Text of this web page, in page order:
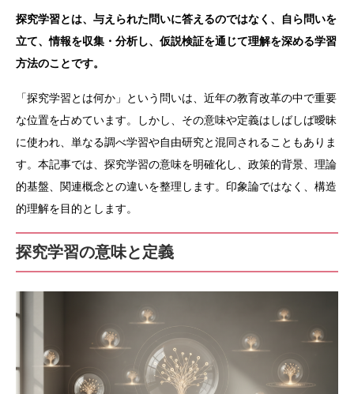
探究学習とは、与えられた問いに答えるのではなく、自ら問いを
立て、情報を収集・分析し、仮説検証を通じて理解を深める学習
方法のことです。
「探究学習とは何か」という問いは、近年の教育改革の中で重要
な位置を占めています。しかし、その意味や定義はしばしば曖昧
に使われ、単なる調べ学習や自由研究と混同されることもありま
す。本記事では、探究学習の意味を明確化し、政策的背景、理論
的基盤、関連概念との違いを整理します。印象論ではなく、構造
的理解を目的とします。
探究学習の意味と定義